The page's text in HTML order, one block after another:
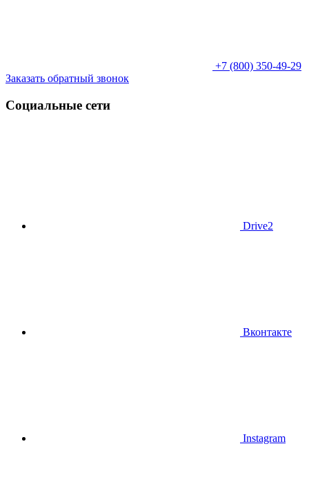
+7 (800) 350-49-29
Заказать обратный звонок
Социальные сети
Drive2
Вконтакте
Instagram